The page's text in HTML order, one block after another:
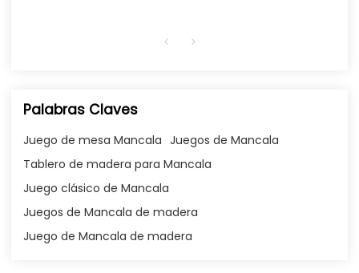
Palabras Claves
Juego de mesa Mancala Juegos de Mancala
Tablero de madera para Mancala
Juego clásico de Mancala
Juegos de Mancala de madera
Juego de Mancala de madera